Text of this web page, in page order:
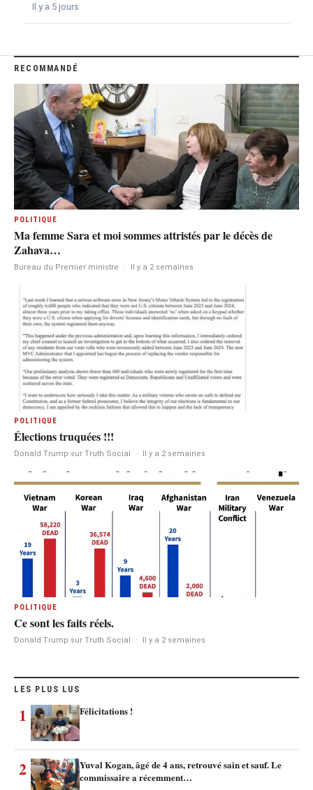
Il y a 5 jours
RECOMMANDÉ
POLITIQUE
Ma femme Sara et moi sommes attristés par le décès de
Zahava…
Bureau du Premier ministre · Il y a 2 semaines
POLITIQUE
Élections truquées !!!
Donald Trump sur Truth Social · Il y a 2 semaines
POLITIQUE
Ce sont les faits réels.
Donald Trump sur Truth Social · Il y a 2 semaines
LES PLUS LUS
1 Félicitations !
2
Yuval Kogan, âgé de 4 ans, retrouvé sain et sauf. Le
commissaire a récemment…